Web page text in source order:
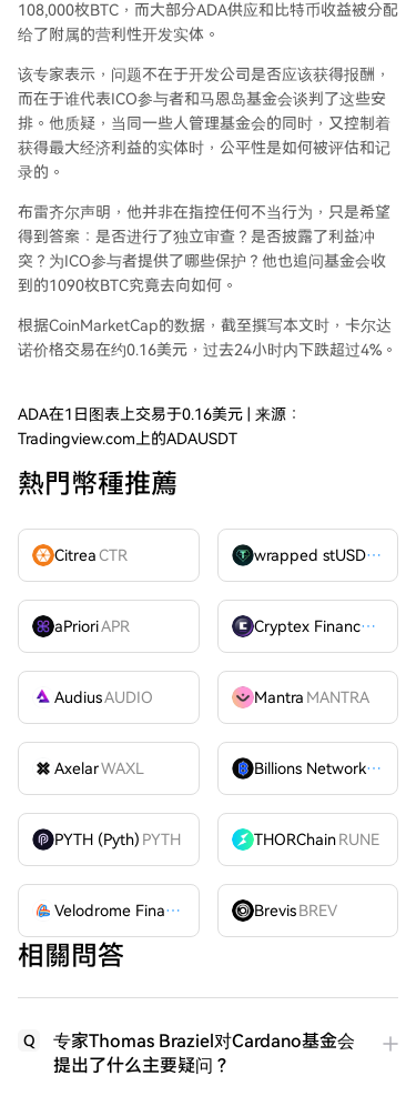
108,000枚BTC，而大部分ADA供应和比特币收益被分配
给了附属的营利性开发实体。
该专家表示，问题不在于开发公司是否应该获得报酬，
而在于谁代表ICO参与者和马恩岛基金会谈判了这些安
排。他质疑，当同一些人管理基金会的同时，又控制着
获得最大经济利益的实体时，公平性是如何被评估和记
录的。
布雷齐尔声明，他并非在指控任何不当行为，只是希望
得到答案：是否进行了独立审查？是否披露了利益冲
突？为ICO参与者提供了哪些保护？他也追问基金会收
到的1090枚BTC究竟去向如何。
根据CoinMarketCap的数据 ，截至撰写本文时，卡尔达
诺价格交易在约0.16美元，过去24小时内下跌超过4%。
ADA在1日图表上交易于0.16美元 | 来源：
Tradingview.com上的ADAUSDT
熱門幣種推薦
CitreaCTR wrapped stUSDT
aPrioriAPR Cryptex FinanceCTX
AudiusAUDIO Mantra MANTRA
AxelarWAXL Billions Network
BILL
PYTH (Pyth) PYTH THORChain RUNE
Velodrome Finance VELODROME
Brevis BREV
相關問答
Q
专家Thomas Braziel对Cardano基金会
提出了什么主要疑问？